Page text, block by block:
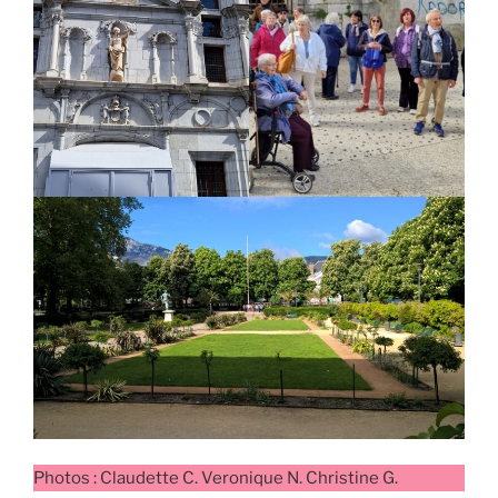
Photos : Claudette C. Veronique N. Christine G.